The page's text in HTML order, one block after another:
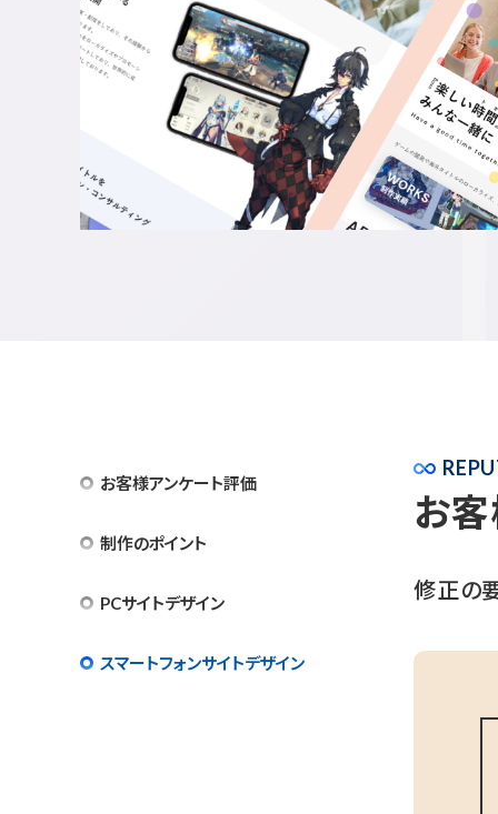
お客様アンケート評価
制作のポイント
PCサイトデザイン
スマートフォンサイトデザイン
お
修正の